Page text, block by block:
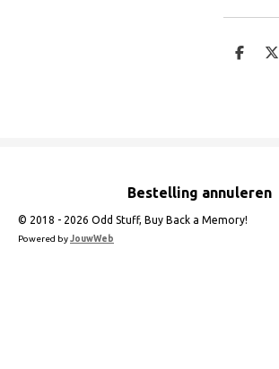
D
D
Bestelling annuleren
© 2018 - 2026 Odd Stuff, Buy Back a Memory!
Powered byJouwWeb